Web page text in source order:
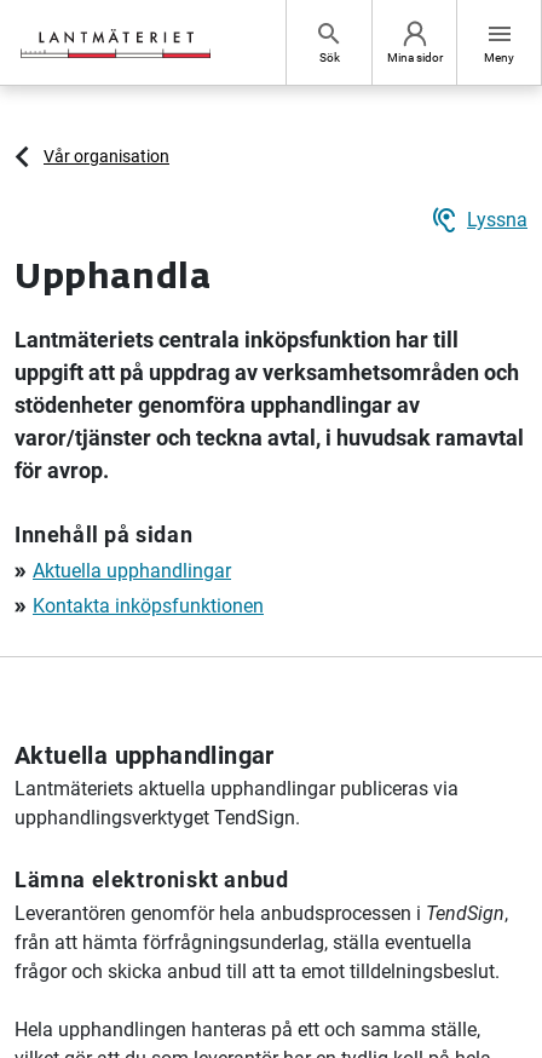
search
Sök Mina sidor
menu
Meny
Vår organisation
hearing Lyssna
Upphandla
Lantmäteriets centrala inköpsfunktion har till
uppgift att på uppdrag av verksamhetsområden och
stödenheter genomföra upphandlingar av
varor/tjänster och teckna avtal, i huvudsak ramavtal
för avrop.
Innehåll på sidan
double_arrow Aktuella upphandlingar
double_arrow Kontakta inköpsfunktionen
Aktuella upphandlingar
Lantmäteriets aktuella upphandlingar publiceras via
upphandlingsverktyget TendSign.
Lämna elektroniskt anbud
Leverantören genomför hela anbudsprocessen i TendSign,
från att hämta förfrågningsunderlag, ställa eventuella
frågor och skicka anbud till att ta emot tilldelningsbeslut.
Hela upphandlingen hanteras på ett och samma ställe,